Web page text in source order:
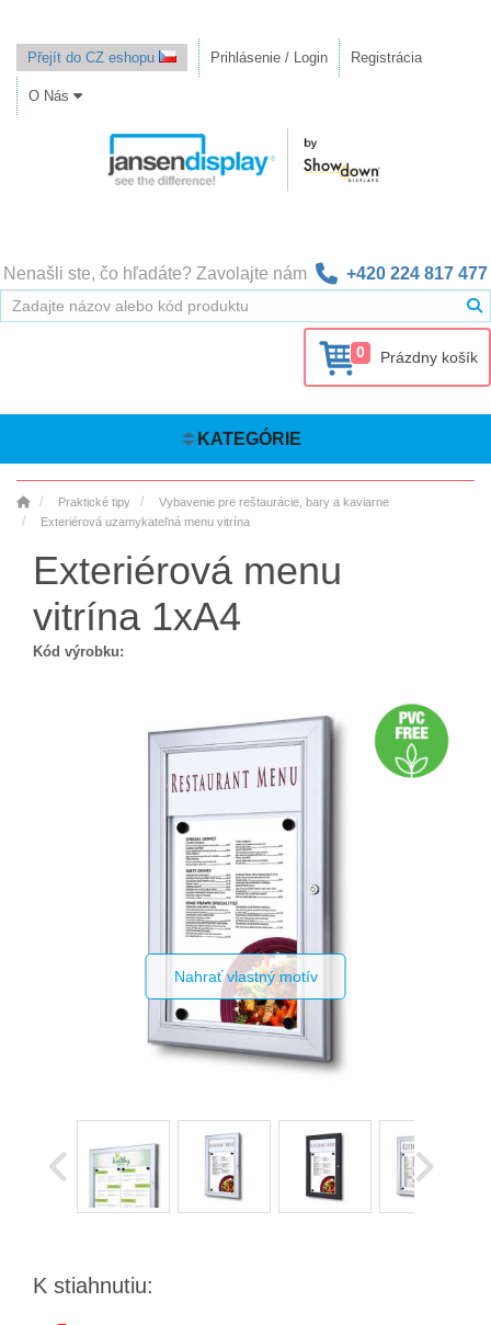
Přejít do CZ eshopu Prihlásenie / Login Registrácia
O Nás
Nenašli ste, čo hľadáte? Zavolajte nám +420 224 817 477
0 Prázdny košík
KATEGÓRIE
Praktické tipy
Vybavenie pre reštaurácie, bary a kaviarne
Exteriérová uzamykateľná menu vitrína
Exteriérová menu
vitrína 1xA4
Kód výrobku:
Nahrať vlastný motív
K stiahnutiu: